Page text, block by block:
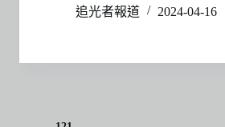
追光者報道
2024-04-16